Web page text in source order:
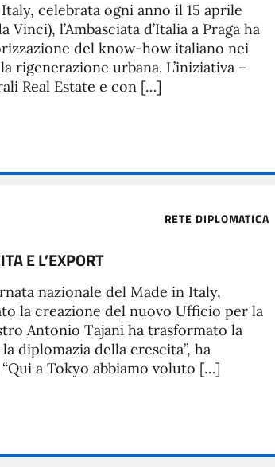
celebrata ogni anno il 15 aprile
l’Ambasciata d’Italia a Praga ha
del know-how italiano nei
rigenerazione urbana. L’iniziativa –
Real Estate e con […]
RETE DIPLOMATICA
E L’EXPORT
nazionale del Made in Italy,
la creazione del nuovo Ufficio per la
Antonio Tajani ha trasformato la
diplomazia della crescita”, ha
a Tokyo abbiamo voluto […]